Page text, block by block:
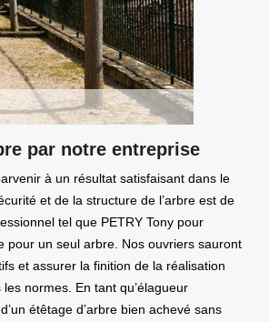
par notre entreprise
à un résultat satisfaisant dans le
et de la structure de l’arbre est de
tel que PETRY Tony pour
pour un seul arbre. Nos ouvriers sauront
et assurer la finition de la réalisation
normes. En tant qu’élagueur
étêtage d’arbre bien achevé sans